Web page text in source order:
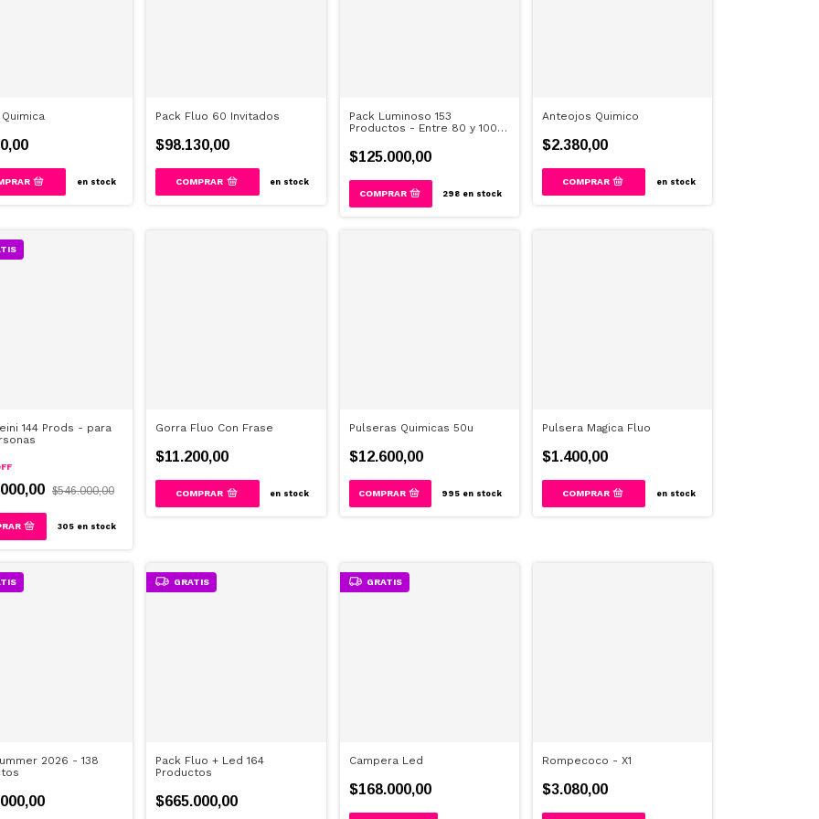
en stock
Pack Fluo 60 Invitados
$98.130,00
en stock
Pack Luminoso 153
Productos - Entre 80 y 100
$125.000,00
298 en stock
Anteojos Quimico
$2.380,00
en stock
144 Prods - para
$546.000,00
305en stock
Gorra Fluo Con Frase
$11.200,00
en stock
Pulseras Quimicas 50u
$12.600,00
995 en stock
Pulsera Magica Fluo
$1.400,00
en stock
2026 - 138
GRATIS
Pack Fluo + Led 164
Productos
$665.000,00
GRATIS
Campera Led
$168.000,00
Rompecoco - X1
$3.080,00